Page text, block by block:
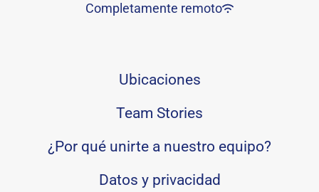
Completamente remoto
Ubicaciones
Team Stories
¿Por qué unirte a nuestro equipo?
Datos y privacidad